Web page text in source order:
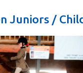
Juniors /